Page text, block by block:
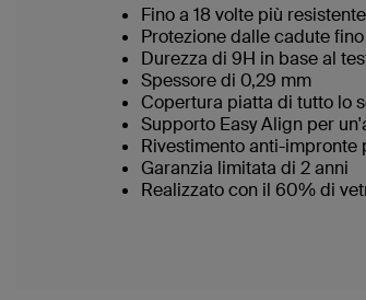
Fino a 18 volte più
Protezione dalle cadute
Durezza di 9H in base al
Spessore di 0,29 mm
Copertura piatta di tutto lo
Supporto Easy Align per
Rivestimento anti-
Garanzia limitata di 2 anni
Realizzato con il 60% di